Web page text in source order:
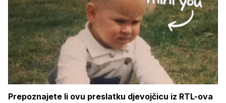
Prepoznajete li ovu preslatku djevojčicu iz RTL-ova